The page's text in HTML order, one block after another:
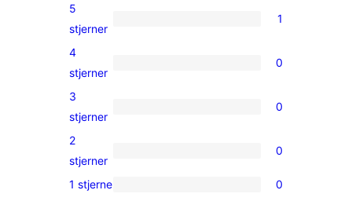
1
5-
stjernet
5
stjerner
1
0
4-
stjernet
4
stjerner
0
0
3-
stjernet
3
stjerner
0
0
2-
2
stjerner
0
0
1 stjerne 0